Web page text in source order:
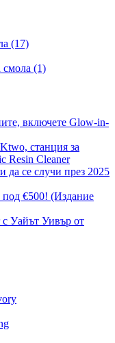
(17)
(1)
включете Glow-in-
станция за
Resin Cleaner
да се случи през 2025
под €500! (Издание
с Уайът Уивър от